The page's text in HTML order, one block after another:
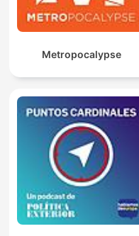
Metropocalypse